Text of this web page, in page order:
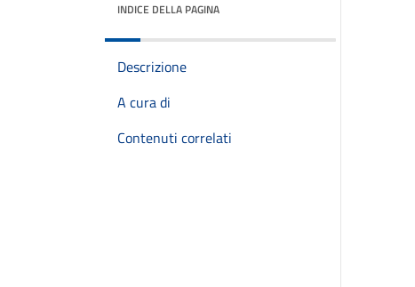
INDICE DELLA PAGINA
Descrizione
A cura di
Contenuti correlati